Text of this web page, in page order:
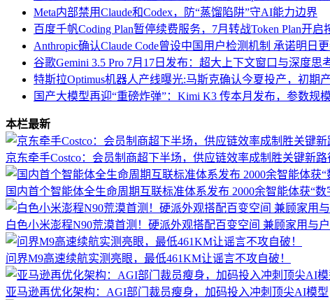
去，AI 编码工具的价格已经呈现下降趋势，而 DeepSeek 的入局
这是一个典型的“窗口期博弈”：未来 12-18 个月，代码智能体
DeepSeek 的入局时间不算早，但它带着模型能力的底牌和开源
DeepSeek Harness 的组建，是中国 AI 的一道分水岭。 分水岭
Meta内部禁用Claude和Codex，防“蒸馏陷阱”守AI能力边界
百度千帆Coding Plan暂停续费服务，7月转战Token Plan开启
Anthropic确认Claude Code曾设中国用户检测机制 承诺明日
谷歌Gemini 3.5 Pro 7月17日发布：超大上下文窗口与深度思
特斯拉Optimus机器人产线曝光:马斯克确认今夏投产，初期
国产大模型再迎“重磅炸弹”：Kimi K3 传本月发布，参数规
本栏最新
京东牵手Costco：会员制商超下半场，供应链效率成制胜关键新路
国内首个智能体全生命周期互联标准体系发布 2000余智能体获“数
白色小米澎程N90荒漠首测！硬派外观搭配百变空间 兼顾家用与
问界M9高速续航实测亮眼，最低461KM让谣言不攻自破！
亚马逊再优化架构：AGI部门裁员瘦身，加码投入冲刺顶尖AI模型